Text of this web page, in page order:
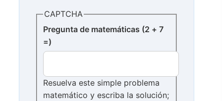
CAPTCHA
Pregunta de matemáticas (2 + 7
=)
Resuelva este simple problema
matemático y escriba la solución;